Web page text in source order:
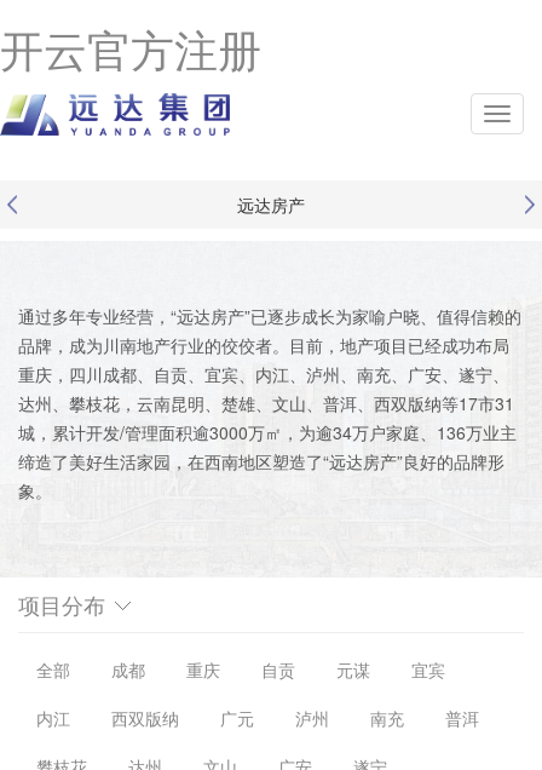
开云官方注册
远达房产
通过多年专业经营，“远达房产”已逐步成长为家喻户晓、值得信赖的
品牌，成为川南地产行业的佼佼者。目前，地产项目已经成功布局
重庆，四川成都、自贡、宜宾、内江、泸州、南充、广安、遂宁、
达州、攀枝花，云南昆明、楚雄、文山、普洱、西双版纳等17市31
城，累计开发/管理面积逾3000万㎡，为逾34万户家庭、136万业主
缔造了美好生活家园，在西南地区塑造了“远达房产”良好的品牌形
象。
项目分布
全部 成都 重庆 自贡 元谋
宜宾
内江
西双版纳 广元 泸州 南充
普洱